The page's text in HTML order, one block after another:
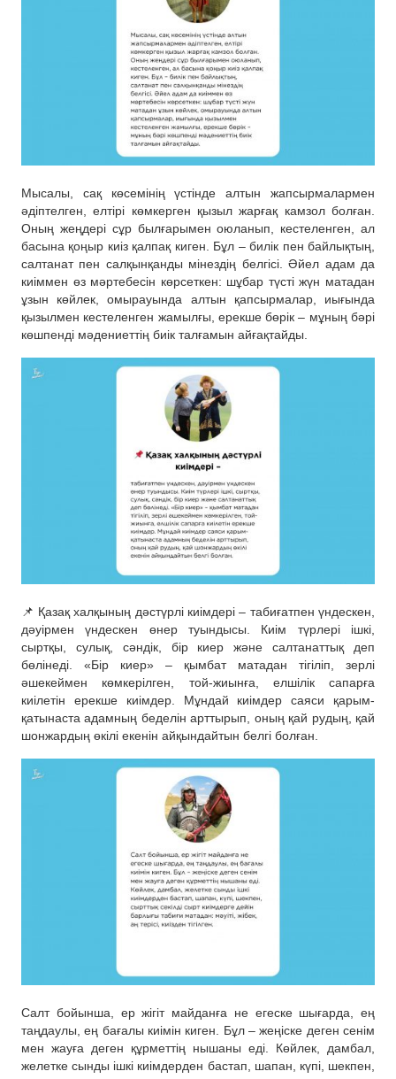
Мысалы, сақ көсемінің үстінде алтын жапсырмалармен
әдіптелген, елтірі көмкерген қызыл жарғақ камзол болған.
Оның жеңдері сұр былғарымен оюланып, кестеленген, ал
басына қоңыр киіз қалпақ киген. Бұл – билік пен байлықтың,
салтанат пен салқынқанды мінездің белгісі. Әйел адам да
киіммен өз мәртебесін көрсеткен: шұбар түсті жүн матадан
ұзын көйлек, омырауында алтын қапсырмалар, иығында
қызылмен кестеленген жамылғы, ерекше бөрік – мұның бәрі
көшпенді мәдениеттің биік талғамын айғақтайды.
📌 Қазақ халқының дәстүрлі киімдері – табиғатпен үндескен,
дәуірмен үндескен өнер туындысы. Киім түрлері ішкі,
сыртқы, сулық, сәндік, бір киер және салтанаттық деп
бөлінеді. «Бір киер» – қымбат матадан тігіліп, зерлі
әшекеймен көмкерілген, той-жиынға, елшілік сапарға
киілетін ерекше киімдер. Мұндай киімдер саяси қарым-
қатынаста адамның беделін арттырып, оның қай рудың, қай
шонжардың өкілі екенін айқындайтын белгі болған.
Салт бойынша, ер жігіт майданға не егеске шығарда, ең
таңдаулы, ең бағалы киімін киген. Бұл – жеңіске деген сенім
мен жауға деген құрметтің нышаны еді. Көйлек, дамбал,
желетке сынды ішкі киімдерден бастап, шапан, күпі, шекпен,